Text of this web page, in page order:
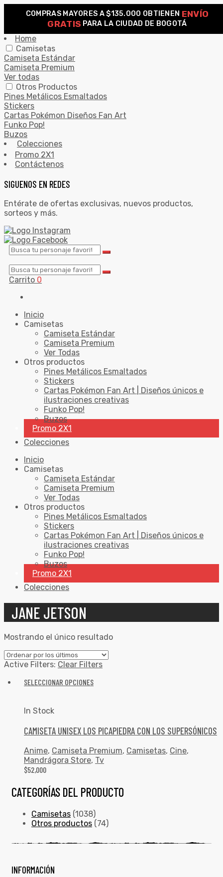
COMPRAS MAYORES A $135.000 OBTIENEN ENVÍO
GRATIS PARA LA CIUDAD DE BOGOTÁ
SEARCH
Home
Camisetas
Camiseta Estándar
Camiseta Premium
Ver todas
Otros Productos
Pines Metálicos Esmaltados
Stickers
Cartas Pokémon Diseños Fan Art
Funko Pop!
Buzos
Colecciones
Promo 2X1
Contáctenos
SIGUENOS EN REDES
Entérate de ofertas exclusivas, nuevos productos,
sorteos y más.
Carrito 0
Inicio
Camisetas
Camiseta Estándar
Camiseta Premium
Ver Todas
Otros productos
Pines Metálicos Esmaltados
Stickers
Cartas Pokémon Fan Art | Diseños únicos e
ilustraciones creativas
Funko Pop!
Buzos
Promo 2X1
Colecciones
Inicio
Camisetas
Camiseta Estándar
Camiseta Premium
Ver Todas
Otros productos
Pines Metálicos Esmaltados
Stickers
Cartas Pokémon Fan Art | Diseños únicos e
ilustraciones creativas
Funko Pop!
Buzos
Promo 2X1
Colecciones
JANE JETSON
Mostrando el único resultado
Active Filters: Clear Filters
SELECCIONAR OPCIONES
In Stock
CAMISETA UNISEX LOS PICAPIEDRA CON LOS SUPERSÓNICOS
Anime, Camiseta Premium, Camisetas, Cine,
Mandrágora Store, Tv
$52,000
CATEGORÍAS DEL PRODUCTO
Camisetas (1038)
Otros productos (74)
INFORMACIÓN